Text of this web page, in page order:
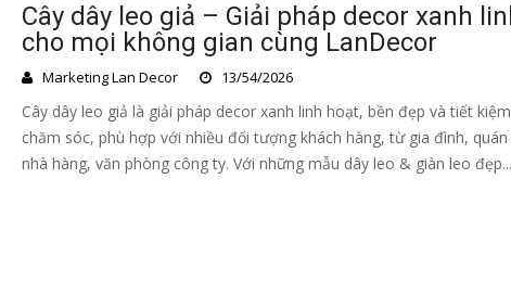
Cây dây leo giả – Giải pháp decor xanh
cho mọi không gian cùng LanDecor
Marketing Lan Decor 13/54/2026
Cây dây leo giả là giải pháp decor xanh linh hoạt, bền đẹp và tiết
chăm sóc, phù hợp với nhiều đối tượng khách hàng, từ gia đình,
nhà hàng, văn phòng công ty. Với những mẫu dây leo & giàn leo đẹp...